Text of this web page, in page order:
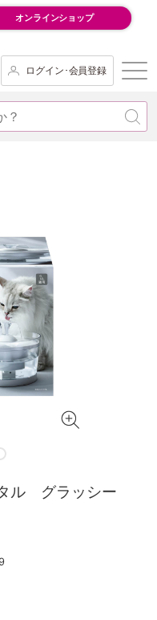
オンラインショップ
ログイン･会員登録
ル グラッシー